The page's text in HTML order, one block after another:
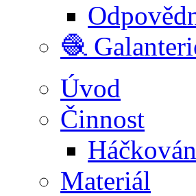
🧶
Úvod
Činnost
Materiál